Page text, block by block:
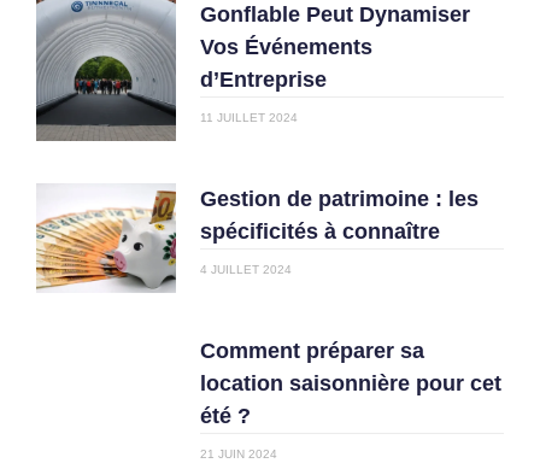
Gonflable Peut Dynamiser
Vos Événements
d’Entreprise
11 JUILLET 2024
Gestion de patrimoine : les
spécificités à connaître
4 JUILLET 2024
Comment préparer sa
location saisonnière pour cet
été ?
21 JUIN 2024